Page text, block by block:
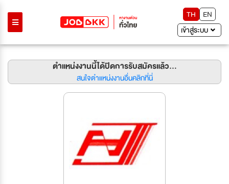
TH
EN
เข้าสู่ระบบ
ตำแหน่งงานนี้ได้ปิดการรับสมัครแล้ว...
สนใจตำแหน่งงานอื่นคลิกที่นี่